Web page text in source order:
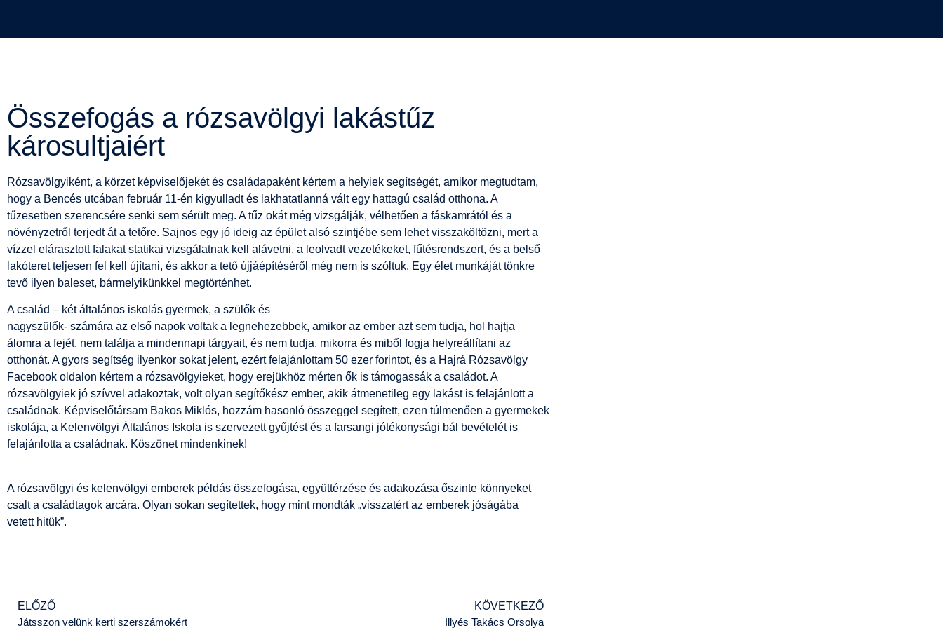
Összefogás a rózsavölgyi lakástűz
károsultjaiért
Rózsavölgyiként, a körzet képviselőjekét és családapaként kértem a helyiek segítségét, amikor megtudtam,
hogy a Bencés utcában február 11-én kigyulladt és lakhatatlanná vált egy hattagú család otthona. A
tűzesetben szerencsére senki sem sérült meg. A tűz okát még vizsgálják, vélhetően a fáskamrától és a
növényzetről terjedt át a tetőre. Sajnos egy jó ideig az épület alsó szintjébe sem lehet visszaköltözni, mert a
vízzel elárasztott falakat statikai vizsgálatnak kell alávetni, a leolvadt vezetékeket, fűtésrendszert, és a belső
lakóteret teljesen fel kell újítani, és akkor a tető újjáépítéséről még nem is szóltuk. Egy élet munkáját tönkre
tevő ilyen baleset, bármelyikünkkel megtörténhet.
A család – két általános iskolás gyermek, a szülők és
nagyszülők- számára az első napok voltak a legnehezebbek, amikor az ember azt sem tudja, hol hajtja
álomra a fejét, nem találja a mindennapi tárgyait, és nem tudja, mikorra és miből fogja helyreállítani az
otthonát. A gyors segítség ilyenkor sokat jelent, ezért felajánlottam 50 ezer forintot, és a Hajrá Rózsavölgy
Facebook oldalon kértem a rózsavölgyieket, hogy erejükhöz mérten ők is támogassák a családot. A
rózsavölgyiek jó szívvel adakoztak, volt olyan segítőkész ember, akik átmenetileg egy lakást is felajánlott a
családnak. Képviselőtársam Bakos Miklós, hozzám hasonló összeggel segített, ezen túlmenően a gyermekek
iskolája, a Kelenvölgyi Általános Iskola is szervezett gyűjtést és a farsangi jótékonysági bál bevételét is
felajánlotta a családnak. Köszönet mindenkinek!
A rózsavölgyi és kelenvölgyi emberek példás összefogása, együttérzése és adakozása őszinte könnyeket
csalt a családtagok arcára. Olyan sokan segítettek, hogy mint mondták „visszatért az emberek jóságába
vetett hitük”.
ELŐZŐ
Játsszon velünk kerti szerszámokért
KÖVETKEZŐ
Illyés Takács Orsolya